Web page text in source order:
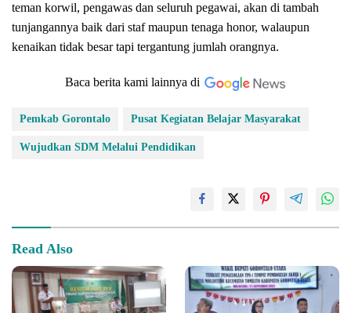
teman korwil, pengawas dan seluruh pegawai, akan di tambah
tunjangannya baik dari staf maupun tenaga honor, walaupun
kenaikan tidak besar tapi tergantung jumlah orangnya.
Baca berita kami lainnya di
Pemkab Gorontalo Pusat Kegiatan Belajar Masyarakat
Wujudkan SDM Melalui Pendidikan
Read Also